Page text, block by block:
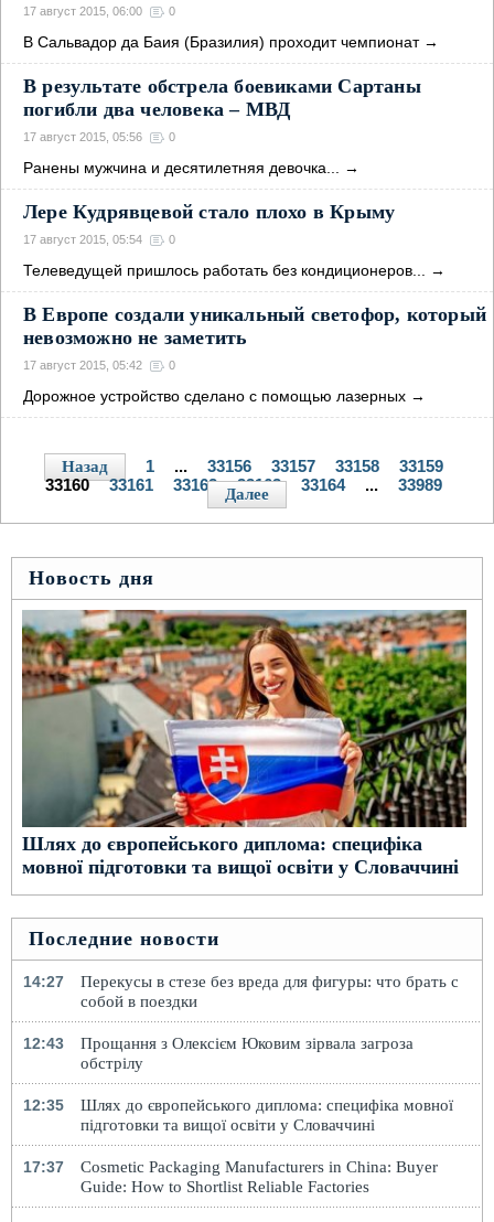
17 август 2015, 06:00 0
В Сальвадор да Баия (Бразилия) проходит чемпионат→
В результате обстрела боевиками Сартаны
погибли два человека – МВД
17 август 2015, 05:56 0
Ранены мужчина и десятилетняя девочка... →
Лере Кудрявцевой стало плохо в Крыму
17 август 2015, 05:54 0
Телеведущей пришлось работать без кондиционеров... →
В Европе создали уникальный светофор, который
невозможно не заметить
17 август 2015, 05:42 0
Дорожное устройство сделано с помощью лазерных →
Назад 1 ... 33156 33157 33158
33159
33160
33161 33162 33163 33164 ... 33989
Далее
Новость дня
Шлях до європейського диплома: специфіка
мовної підготовки та вищої освіти у Словаччині
Последние новости
14:27
Перекусы в стезе без вреда для фигуры: что брать с
собой в поездки
12:43
Прощання з Олексієм Юковим зірвала загроза
обстрілу
12:35
Шлях до європейського диплома: специфіка мовної
підготовки та вищої освіти у Словаччині
17:37
Cosmetic Packaging Manufacturers in China: Buyer
Guide: How to Shortlist Reliable Factories